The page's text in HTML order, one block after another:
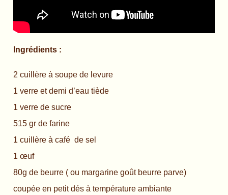
Ingrédients :
2 cuillère à soupe de levure
1 verre et demi d’eau tiède
1 verre de sucre
515 gr de farine
1 cuillère à café de sel
1 œuf
80g de beurre ( ou margarine goût beurre parve)
coupée en petit dés à température ambiante